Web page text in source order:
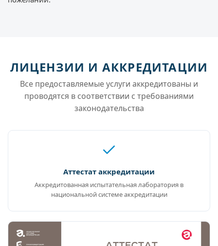
ЛИЦЕНЗИИ И АККРЕДИТАЦИИ
Все предоставляемые услуги аккредитованы и
проводятся в соответствии с требованиями
законодательства
Аттестат аккредитации
Аккредитованная испытательная лаборатория в
национальной системе аккредитации